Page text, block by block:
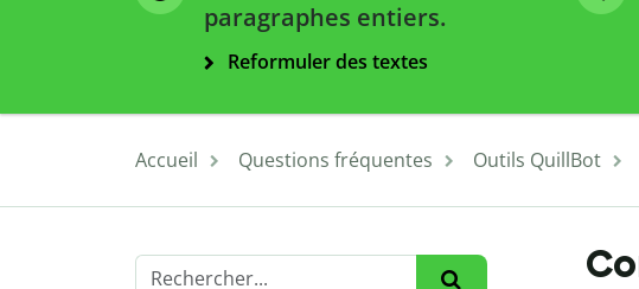
paragraphes entiers.
Reformuler des textes
Accueil Questions fréquentes Outils QuillBot